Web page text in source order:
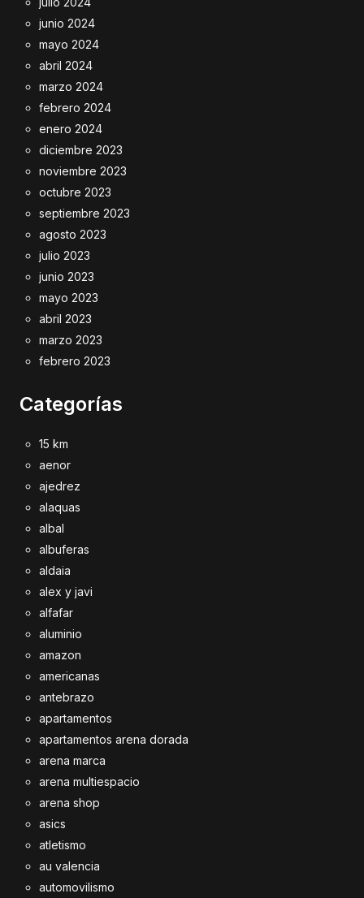
junio 2024
mayo 2024
abril 2024
marzo 2024
febrero 2024
enero 2024
diciembre 2023
noviembre 2023
octubre 2023
septiembre 2023
agosto 2023
julio 2023
junio 2023
mayo 2023
abril 2023
marzo 2023
febrero 2023
Categorías
15 km
aenor
ajedrez
alaquas
albal
albuferas
aldaia
alex y javi
alfafar
aluminio
amazon
americanas
antebrazo
apartamentos
apartamentos arena dorada
arena marca
arena multiespacio
arena shop
asics
atletismo
au valencia
automovilismo